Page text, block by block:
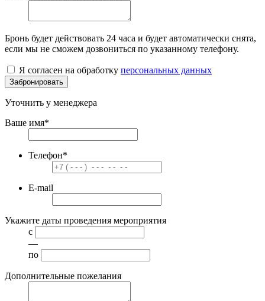
Бронь будет действовать 24 часа и будет автоматически снята,
если мы не сможем дозвониться по указанному телефону.
Я согласен на обработку персональных данных
Забронировать
Уточнить у менеджера
Ваше имя*
Телефон*
E-mail
Укажите даты проведения мероприятия
с
—
по
Дополнительные пожелания